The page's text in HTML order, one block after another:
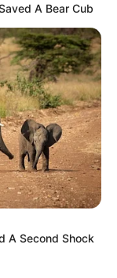
A Bear Cub
A Second Shock